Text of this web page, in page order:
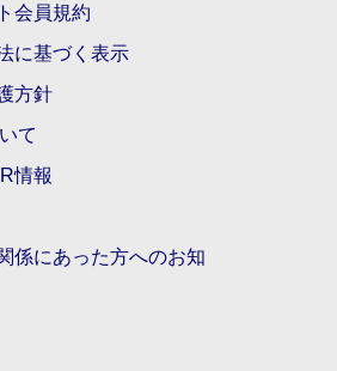
会員規約
に基づく表示
方針
て
情報
係にあった方へのお知